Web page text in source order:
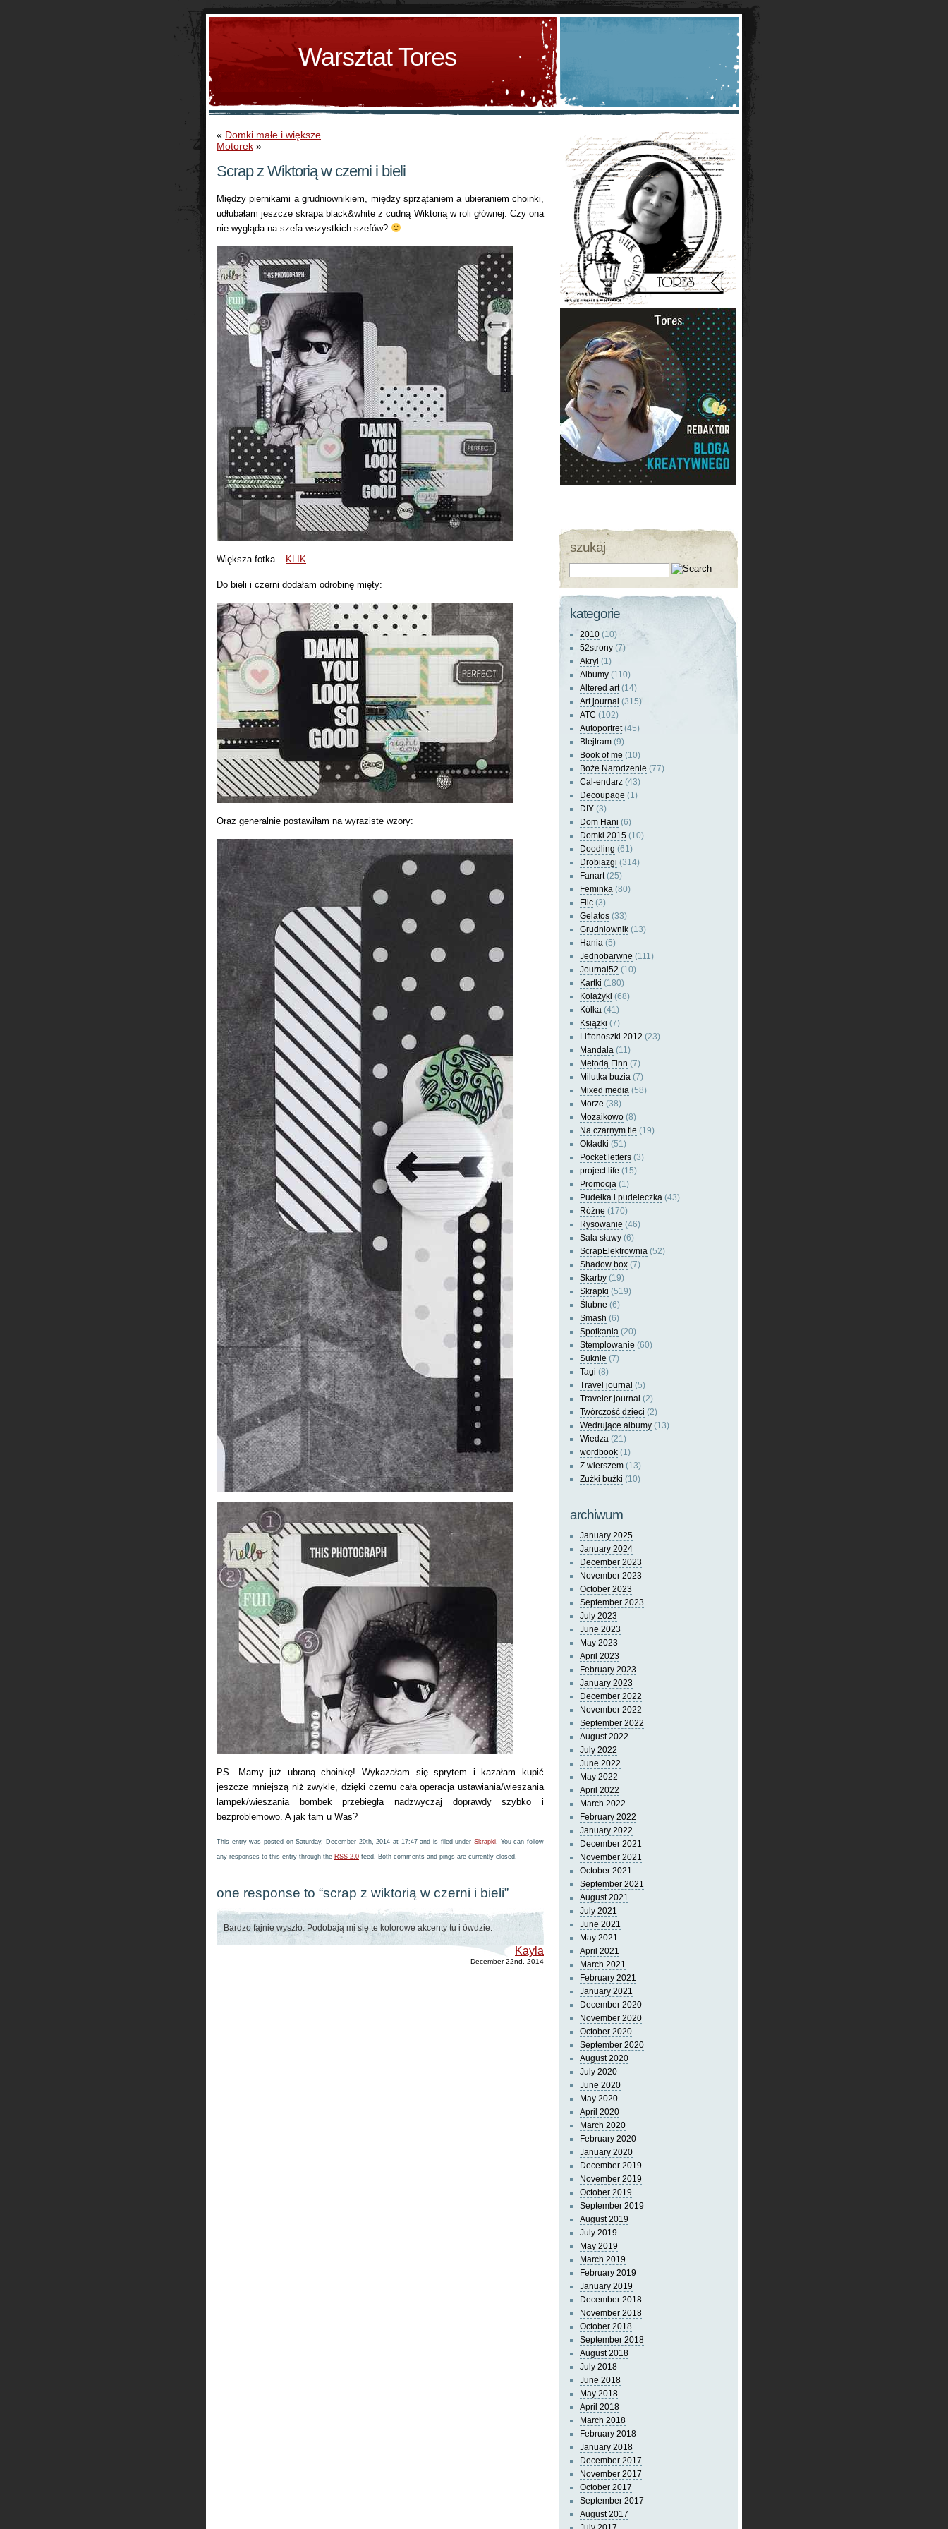
Warsztat Tores
« Domki małe i większe
Motorek »
Scrap z Wiktorią w czerni i bieli
Między piernikami a grudniownikiem, między sprzątaniem a ubieraniem choinki,
udłubałam jeszcze skrapa black&white z cudną Wiktorią w roli głównej. Czy ona
nie wygląda na szefa wszystkich szefów?
Większa fotka – KLIK
Do bieli i czerni dodałam odrobinę mięty:
Oraz generalnie postawiłam na wyraziste wzory:
PS. Mamy już ubraną choinkę! Wykazałam się sprytem i kazałam kupić
jeszcze mniejszą niż zwykle, dzięki czemu cała operacja ustawiania/wieszania
lampek/wieszania bombek przebiegła nadzwyczaj doprawdy szybko i
bezproblemowo. A jak tam u Was?
This entry was posted on Saturday, December 20th, 2014 at 17:47 and is filed under Skrapki. You can follow
any responses to this entry through the RSS 2.0 feed. Both comments and pings are currently closed.
one response to “scrap z wiktorią w czerni i bieli”
Bardzo fajnie wyszło. Podobają mi się te kolorowe akcenty tu i ówdzie.
Kayla
December 22nd, 2014
szukaj
kategorie
2010 (10)
52strony (7)
Akryl (1)
Albumy (110)
Altered art(14)
Art journal (315)
ATC (102)
Autoportret(45)
Blejtram (9)
Book of me (10)
Boże Narodzenie (77)
Cal-endarz (43)
Decoupage (1)
DIY (3)
Dom Hani (6)
Domki 2015 (10)
Doodling (61)
Drobiazgi (314)
Fanart(25)
Feminka (80)
Filc (3)
Gelatos (33)
Grudniownik (13)
Hania (5)
Jednobarwne (111)
Journal52 (10)
Kartki (180)
Kolażyki (68)
Kółka (41)
Książki (7)
Liftonoszki 2012 (23)
Mandala (11)
Metodą Finn (7)
Milutka buzia (7)
Mixed media (58)
Morze (38)
Mozaikowo (8)
Na czarnym tle (19)
Okładki (51)
Pocket letters (3)
project life (15)
Promocja (1)
Pudełka i pudełeczka (43)
Różne (170)
Rysowanie (46)
Sala sławy (6)
ScrapElektrownia (52)
Shadow box (7)
Skarby (19)
Skrapki (519)
Ślubne (6)
Smash (6)
Spotkania (20)
Stemplowanie (60)
Suknie (7)
Tagi (8)
Travel journal (5)
Traveler journal (2)
Twórczość dzieci (2)
Wędrujące albumy (13)
Wiedza (21)
wordbook (1)
Z wierszem (13)
Zuźki buźki (10)
archiwum
January 2025
January 2024
December 2023
November 2023
October 2023
September 2023
July 2023
June 2023
May 2023
April 2023
February 2023
January 2023
December 2022
November 2022
September 2022
August 2022
July 2022
June 2022
May 2022
April 2022
March 2022
February 2022
January 2022
December 2021
November 2021
October 2021
September 2021
August 2021
July 2021
June 2021
May 2021
April 2021
March 2021
February 2021
January 2021
December 2020
November 2020
October 2020
September 2020
August 2020
July 2020
June 2020
May 2020
April 2020
March 2020
February 2020
January 2020
December 2019
November 2019
October 2019
September 2019
August 2019
July 2019
May 2019
March 2019
February 2019
January 2019
December 2018
November 2018
October 2018
September 2018
August 2018
July 2018
June 2018
May 2018
April 2018
March 2018
February 2018
January 2018
December 2017
November 2017
October 2017
September 2017
August 2017